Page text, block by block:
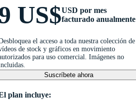
US$USD por mes
facturado anualmente
el acceso a toda nuestra colección de
de stock y gráficos en movimiento
para uso comercial. Imágenes no
Suscríbete ahora
plan incluye: